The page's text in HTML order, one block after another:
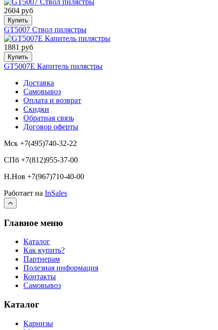
2604 руб
Купить
GT5007 Ствол пилястры
1881 руб
Купить
GT5007E Капитель пилястры
Доставка
Самовывоз
Оплата и возврат
Скидки
Обратная связь
Договор оферты
Мск +7(495)740-32-22
СПб +7(812)955-37-00
Н.Нов +7(967)710-40-00
Работает на InSales
Главное меню
Каталог
Как купить?
Партнерам
Полезная информация
Контакты
Самовывоз
Каталог
Карнизы